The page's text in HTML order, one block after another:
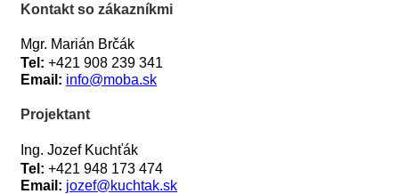
Kontakt so zákazníkmi
Mgr. Marián Brčák
Tel: +421 908 239 341
Email: info@moba.sk
Projektant
Ing. Jozef Kuchťák
Tel: +421 948 173 474
Email: jozef@kuchtak.sk